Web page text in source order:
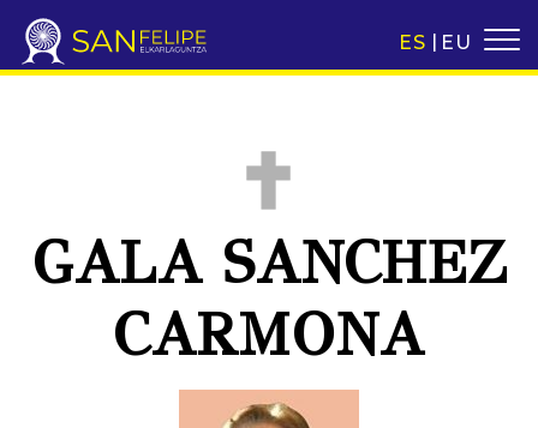
ES EU
GALA SANCHEZ
CARMONA